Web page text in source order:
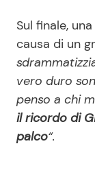
Sul finale,
causa di un
vero duro
penso a chi
il ricordo di
palco“.